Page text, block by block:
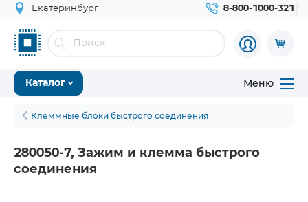
Екатеринбург 8-800-1000-321
Каталог Меню
Клеммные блоки быстрого соединения
280050-7, Зажим и клемма быстрого
соединения